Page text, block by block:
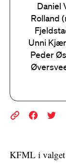
Daniel
Rolland
Unni
Peder
KFML i valget